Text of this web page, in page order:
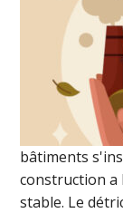
bâtiments
construction a
stable. Le